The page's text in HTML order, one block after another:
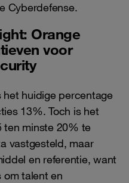
Cyberdefense.
Orange
voor
het huidige percentage
13%. Toch is het
ten minste 20% te
vastgesteld, maar
en referentie, want
om talent en